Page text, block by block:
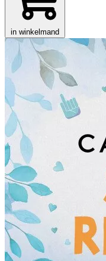
in winkelmand